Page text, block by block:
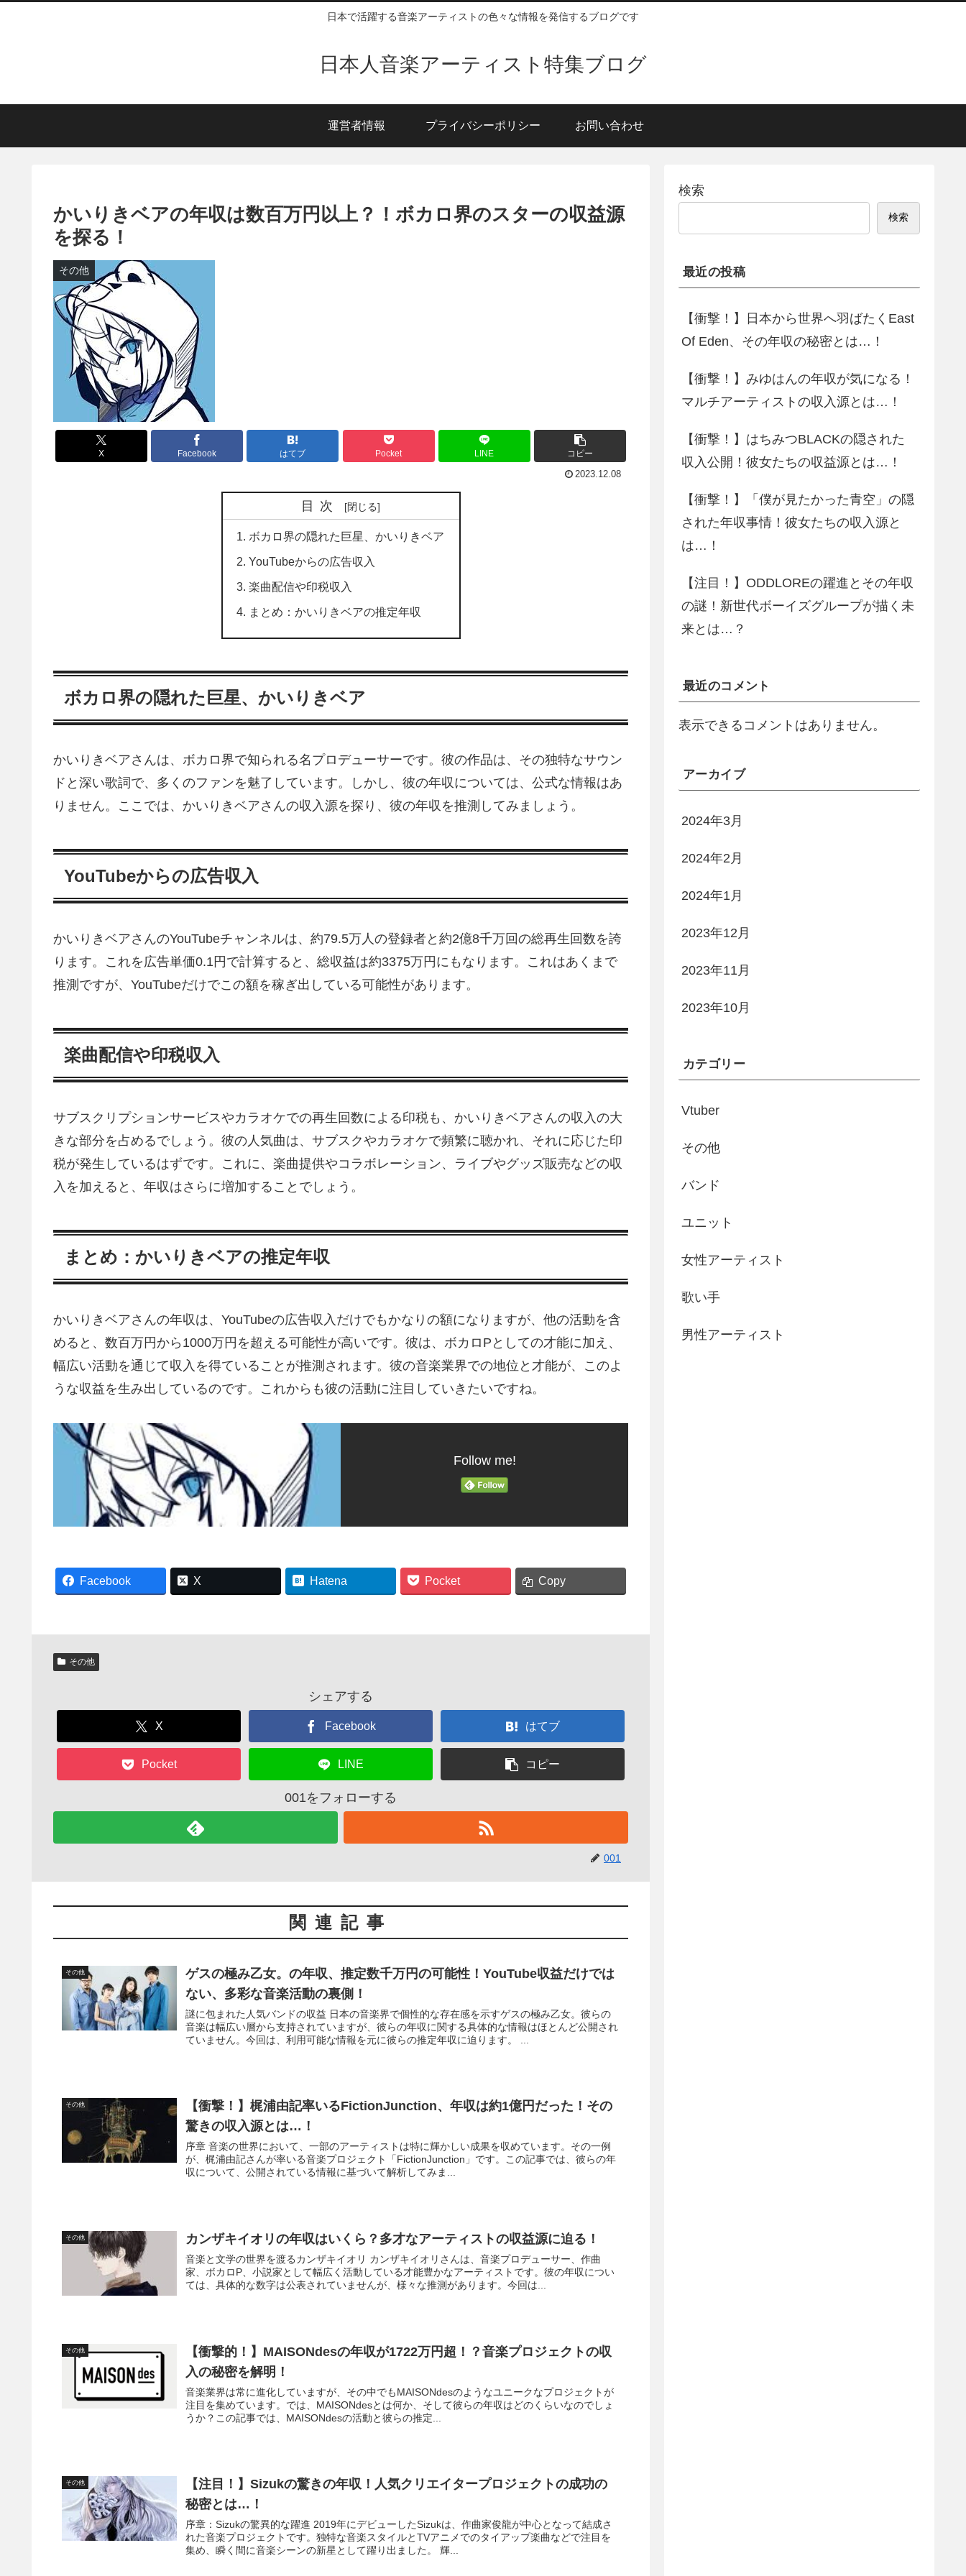
日本で活躍する音楽アーティストの色々な情報を発信するブログです
日本人音楽アーティスト特集ブログ
運営者情報 プライバシーポリシー お問い合わせ
かいりきベアの年収は数百万円以上？！ボカロ界のスターの収益源
を探る！
その他
X Facebook はてブ Pocket LINE コピー
2023.12.08
目次
ボカロ界の隠れた巨星、かいりきベア
YouTubeからの広告収入
楽曲配信や印税収入
まとめ：かいりきベアの推定年収
ボカロ界の隠れた巨星、かいりきベア
かいりきベアさんは、ボカロ界で知られる名プロデューサーです。彼の作品は、その独特なサウン
ドと深い歌詞で、多くのファンを魅了しています。しかし、彼の年収については、公式な情報はあ
りません。ここでは、かいりきベアさんの収入源を探り、彼の年収を推測してみましょう。
YouTubeからの広告収入
かいりきベアさんのYouTubeチャンネルは、約79.5万人の登録者と約2億8千万回の総再生回数を誇
ります。これを広告単価0.1円で計算すると、総収益は約3375万円にもなります。これはあくまで
推測ですが、YouTubeだけでこの額を稼ぎ出している可能性があります。
楽曲配信や印税収入
サブスクリプションサービスやカラオケでの再生回数による印税も、かいりきベアさんの収入の大
きな部分を占めるでしょう。彼の人気曲は、サブスクやカラオケで頻繁に聴かれ、それに応じた印
税が発生しているはずです。これに、楽曲提供やコラボレーション、ライブやグッズ販売などの収
入を加えると、年収はさらに増加することでしょう。
まとめ：かいりきベアの推定年収
かいりきベアさんの年収は、YouTubeの広告収入だけでもかなりの額になりますが、他の活動を含
めると、数百万円から1000万円を超える可能性が高いです。彼は、ボカロPとしての才能に加え、
幅広い活動を通じて収入を得ていることが推測されます。彼の音楽業界での地位と才能が、このよ
うな収益を生み出しているのです。これからも彼の活動に注目していきたいですね。
Follow me!
Facebook X Hatena Pocket Copy
その他
シェアする
X Facebook はてブ
Pocket LINE コピー
001をフォローする
001
関連記事
その他
ゲスの極み乙女。の年収、推定数千万円の可能性！YouTube収益だけでは
ない、多彩な音楽活動の裏側！
謎に包まれた人気バンドの収益 日本の音楽界で個性的な存在感を示すゲスの極み乙女。彼らの
音楽は幅広い層から支持されていますが、彼らの年収に関する具体的な情報はほとんど公開され
ていません。今回は、利用可能な情報を元に彼らの推定年収に迫ります。 ...
その他
【衝撃！】梶浦由記率いるFictionJunction、年収は約1億円だった！その
驚きの収入源とは…！
序章 音楽の世界において、一部のアーティストは特に輝かしい成果を収めています。その一例
が、梶浦由記さんが率いる音楽プロジェクト「FictionJunction」です。この記事では、彼らの年
収について、公開されている情報に基づいて解析してみま...
その他 カンザキイオリの年収はいくら？多才なアーティストの収益源に迫る！
音楽と文学の世界を渡るカンザキイオリ カンザキイオリさんは、音楽プロデューサー、作曲
家、ボカロP、小説家として幅広く活動している才能豊かなアーティストです。彼の年収につい
ては、具体的な数字は公表されていませんが、様々な推測があります。今回は...
その他
【衝撃的！】MAISONdesの年収が1722万円超！？音楽プロジェクトの収
入の秘密を解明！
音楽業界は常に進化していますが、その中でもMAISONdesのようなユニークなプロジェクトが
注目を集めています。では、MAISONdesとは何か、そして彼らの年収はどのくらいなのでしょ
うか？この記事では、MAISONdesの活動と彼らの推定...
その他
【注目！】Sizukの驚きの年収！人気クリエイタープロジェクトの成功の
秘密とは…！
序章：Sizukの驚異的な躍進 2019年にデビューしたSizukは、作曲家俊龍が中心となって結成さ
れた音楽プロジェクトです。独特な音楽スタイルとTVアニメでのタイアップ楽曲などで注目を
集め、瞬く間に音楽シーンの新星として躍り出ました。 輝...
検索
検索
最近の投稿
【衝撃！】日本から世界へ羽ばたくEast
Of Eden、その年収の秘密とは…！
【衝撃！】みゆはんの年収が気になる！
マルチアーティストの収入源とは…！
【衝撃！】はちみつBLACKの隠された
収入公開！彼女たちの収益源とは…！
【衝撃！】「僕が見たかった青空」の隠
された年収事情！彼女たちの収入源と
は…！
【注目！】ODDLOREの躍進とその年収
の謎！新世代ボーイズグループが描く未
来とは…？
最近のコメント
表示できるコメントはありません。
アーカイブ
2024年3月
2024年2月
2024年1月
2023年12月
2023年11月
2023年10月
カテゴリー
Vtuber
その他
バンド
ユニット
女性アーティスト
歌い手
男性アーティスト